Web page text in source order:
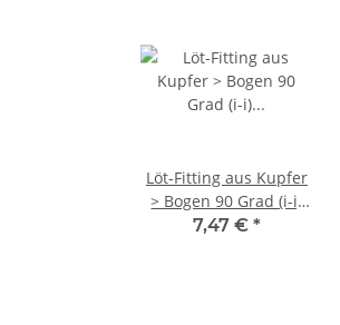
Löt-Fitting aus Kupfer
> Bogen 90 Grad (i-i)
Serie 5002A 18 mm 10
7,47 € *